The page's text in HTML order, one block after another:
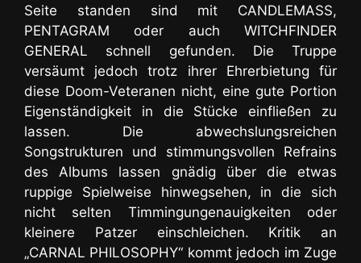
Seite standen sind mit CANDLEMASS,
PENTAGRAM oder auch WITCHFINDER
GENERAL schnell gefunden. Die Truppe
versäumt jedoch trotz ihrer Ehrerbietung für
diese Doom-Veteranen nicht, eine gute Portion
Eigenständigkeit in die Stücke einfließen zu
lassen. Die abwechslungsreichen
Songstrukturen und stimmungsvollen Refrains
des Albums lassen gnädig über die etwas
ruppige Spielweise hinwegsehen, in die sich
nicht selten Timmingungenauigkeiten oder
kleinere Patzer einschleichen. Kritik an
„CARNAL PHILOSOPHY“ kommt jedoch im Zuge